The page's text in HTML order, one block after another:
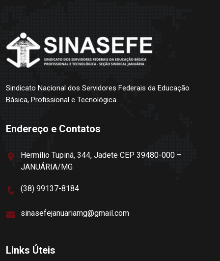
Sindicato Nacional dos Servidores Federais da Educação
Básica, Profissional e Tecnológica
Endereço e Contatos
Hermílio Tupiná, 344, Jadete CEP 39480-000 –
JANUÁRIA/MG
(38) 99137-8184
sinasefejanuariamg@gmail.com
Links Úteis